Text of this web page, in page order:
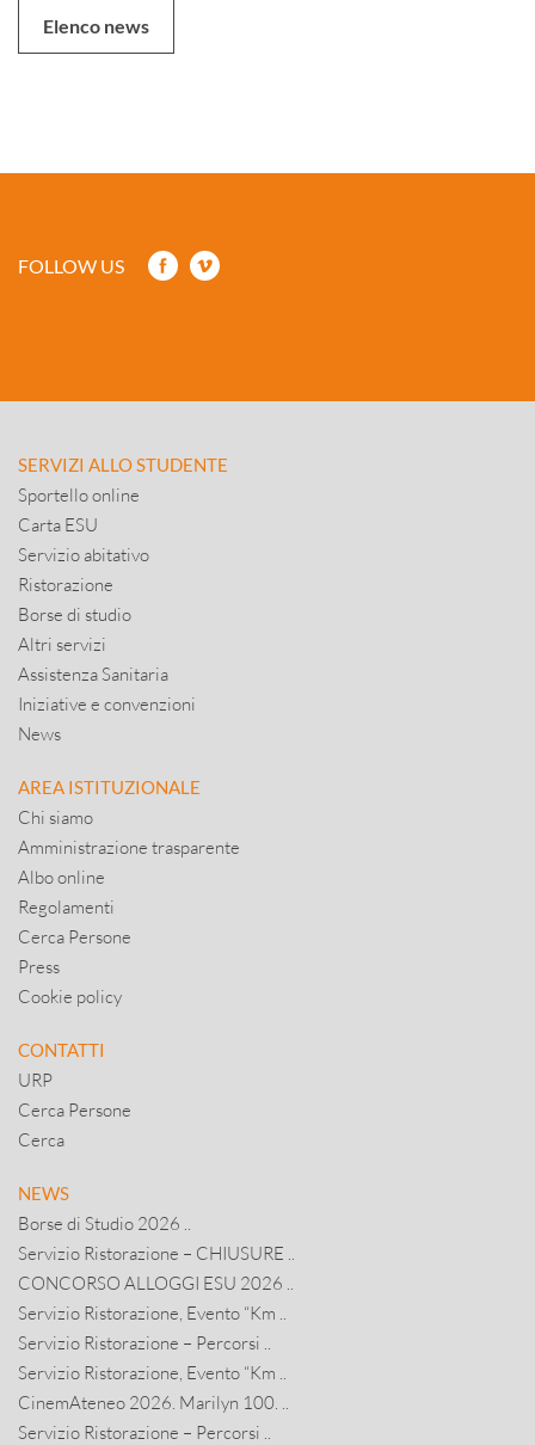
Elenco news
FOLLOW US
SERVIZI ALLO STUDENTE
Sportello online
Carta ESU
Servizio abitativo
Ristorazione
Borse di studio
Altri servizi
Assistenza Sanitaria
Iniziative e convenzioni
News
AREA ISTITUZIONALE
Chi siamo
Amministrazione trasparente
Albo online
Regolamenti
Cerca Persone
Press
Cookie policy
CONTATTI
URP
Cerca Persone
Cerca
NEWS
Borse di Studio 2026 ..
Servizio Ristorazione – CHIUSURE ..
CONCORSO ALLOGGI ESU 2026 ..
Servizio Ristorazione, Evento “Km ..
Servizio Ristorazione – Percorsi ..
Servizio Ristorazione, Evento “Km ..
CinemAteneo 2026. Marilyn 100. ..
Servizio Ristorazione – Percorsi ..